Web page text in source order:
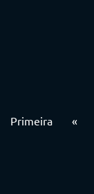
Primeira
«